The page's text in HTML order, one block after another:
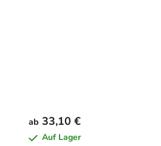
ab 33,10 €
Auf Lager